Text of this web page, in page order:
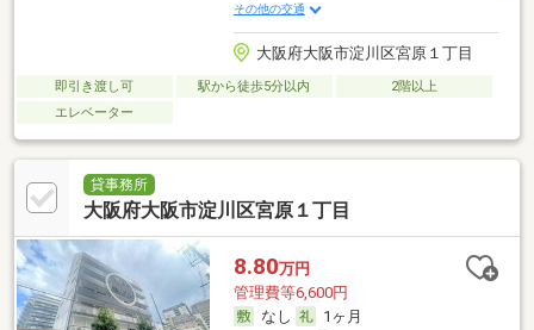
その他の交通
大阪府大阪市淀川区宮原１丁目
即引き渡し可 駅から徒歩5分以内
2階以上
エレベーター
貸事務所
大阪府大阪市淀川区宮原１丁目
8.80万円
管理費等6,600円
なし
1ヶ月